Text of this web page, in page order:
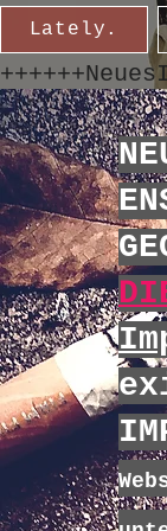
Lately.